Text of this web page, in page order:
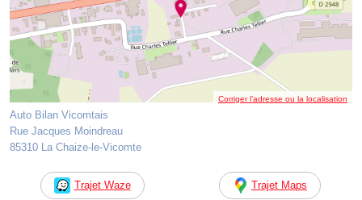
Corriger l’adresse ou la localisation
Auto Bilan Vicomtais
Rue Jacques Moindreau
85310 La Chaize-le-Vicomte
Trajet Waze Trajet Maps